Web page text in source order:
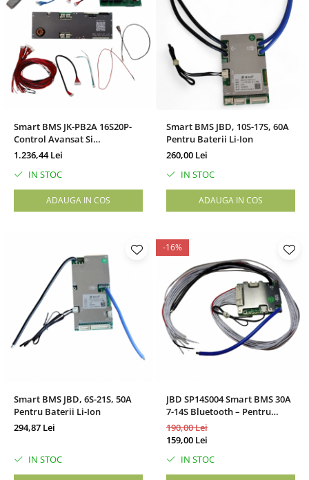
Smart BMS JK-PB2A 16S20P-
Control Avansat Si
Durabilitate Pentru Baterii
1.236,44 Lei
IN STOC
ADAUGA IN COS
Smart BMS JBD, 10S-17S, 60A
Pentru Baterii Li-Ion
260,00 Lei
IN STOC
ADAUGA IN COS
Smart BMS JBD, 6S-21S, 50A
Pentru Baterii Li-Ion
294,87 Lei
IN STOC
-16%
JBD SP14S004 Smart BMS 30A
7-14S Bluetooth – Pentru
Baterii Li-Ion / LiFePO₄
190,00 Lei
159,00 Lei
IN STOC